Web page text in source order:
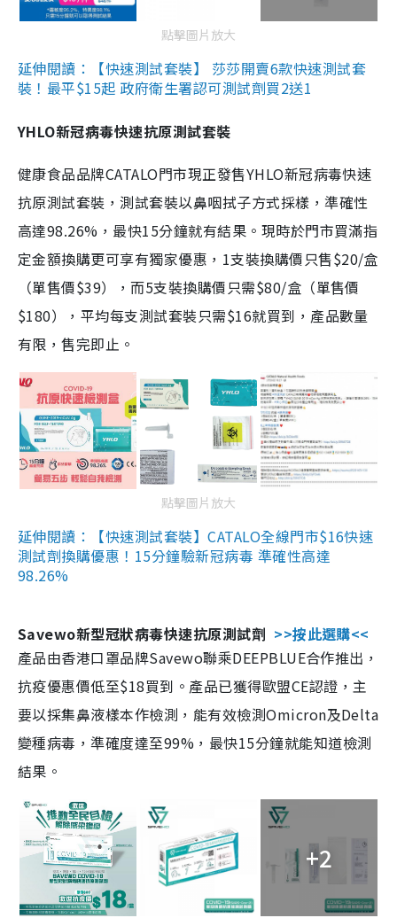
點擊圖片放大
延伸閱讀：【快速測試套裝】 莎莎開賣6款快速測試套
裝！最平$15起 政府衛生署認可測試劑買2送1
YHLO新冠病毒快速抗原測試套裝
健康食品品牌CATALO門市現正發售YHLO新冠病毒快速
抗原測試套裝，測試套裝以鼻咽拭子方式採樣，準確性
高達98.26%，最快15分鐘就有結果。現時於門市買滿指
定金額換購更可享有獨家優惠，1支裝換購價只售$20/盒
（單售價$39），而5支裝換購價只需$80/盒（單售價
$180），平均每支測試套裝只需$16就買到，產品數量
有限，售完即止。
點擊圖片放大
延伸閱讀：【快速測試套裝】CATALO全線門市$16快速
測試劑換購優惠！15分鐘驗新冠病毒 準確性高達
98.26%
Savewo新型冠狀病毒快速抗原測試劑 >>按此選購<<
產品由香港口罩品牌Savewo聯乘DEEPBLUE合作推出，
抗疫優惠價低至$18買到。產品已獲得歐盟CE認證，主
要以採集鼻液樣本作檢測，能有效檢測Omicron及Delta
變種病毒，準確度達至99%，最快15分鐘就能知道檢測
結果。
+2